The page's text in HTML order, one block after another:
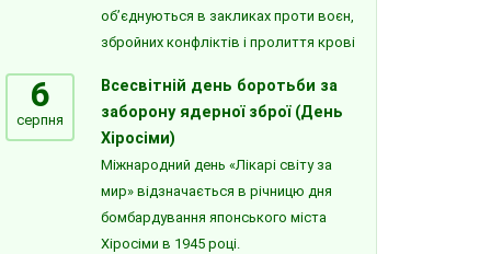
об’єднуються в закликах проти воєн,
збройних конфліктів і пролиття крові
6
серпня
Всесвітній день боротьби за
заборону ядерної зброї (День
Хіросіми)
Міжнародний день «Лікарі світу за
мир» відзначається в річницю дня
бомбардування японського міста
Хіросіми в 1945 році.